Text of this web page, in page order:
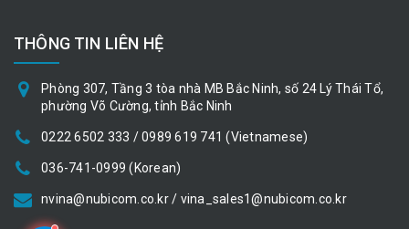
THÔNG TIN LIÊN HỆ
Phòng 307, Tầng 3 tòa nhà MB Bắc Ninh, số 24 Lý Thái Tổ,
phường Võ Cường, tỉnh Bắc Ninh
0222 6502 333 / 0989 619 741 (Vietnamese)
036-741-0999 (Korean)
nvina@nubicom.co.kr / vina_sales1@nubicom.co.kr